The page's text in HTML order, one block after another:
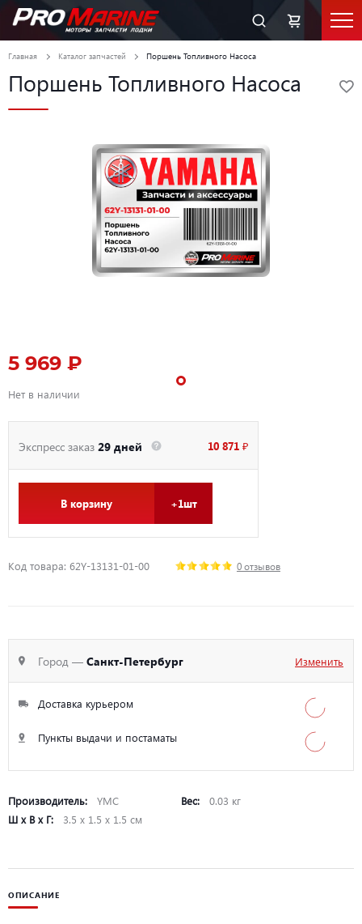
Главная Каталог запчастей Поршень Топливного Насоса
Поршень Топливного Насоса
5 969 ₽
Нет в наличии
Экспресс заказ 29 дней 10 871 ₽
В корзину +1шт
Код товара: 62Y-13131-01-00 0 отзывов
Город — Санкт-Петербург Изменить
Доставка курьером
Пункты выдачи и постаматы
Производитель: YMC Вес:
0.03 кг
Ш х В х Г:
3.5 х 1.5 х 1.5 см
ОПИСАНИЕ